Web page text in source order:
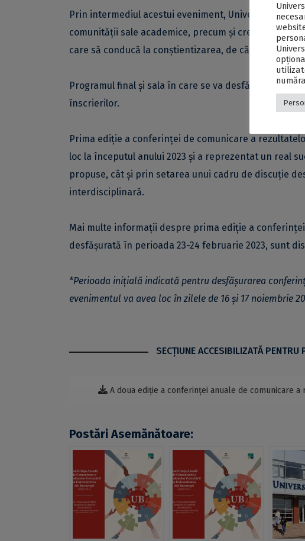
Prin intermediul acestui eveniment, Universitatea
comunității sale academice, precum și crearea
care să conducă la conștientizarea, de către
Programul final și sala în care se va desfășura
înscrierilor.
Prima ediție a conferinței de comunicare a
loc la începutul anului 2023 și a reprezentat un real
propuse, cât și prin setarea unui cadru de discuție
interdisciplinară.
Mai multe informații despre prima ediție a
desfășurată în perioada 23-24 februarie 2023, sunt
*Perioada inițială indicată pentru desfășurarea
evenimentul va avea loc în zilele de 16 și 17 noiembrie
SECŢIUNE ACCESIBILIZATĂ PENTRU
A doua ediție a conferinței anuale de comunicare
Postări Asemănătoare: